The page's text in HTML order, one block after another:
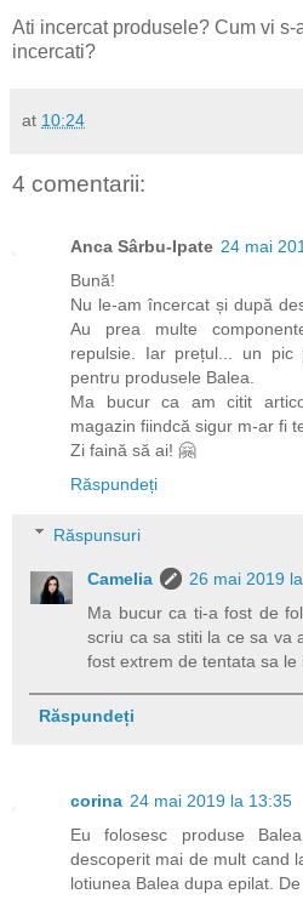
Ati incercat produsele? Cum vi
incercati?
at 10:24
4 comentarii:
Anca Sârbu-Ipate 24 mai
Bună!
Nu le-am încercat și după
Au prea multe
repulsie. Iar prețul... un pic
pentru produsele Balea.
Ma bucur ca am citit
magazin fiindcă sigur m-ar fi
Zi faină să ai! 🤗
Răspundeți
Răspunsuri
Camelia
26 mai 2019
Ma bucur ca ti-a fost de
scriu ca sa stiti la ce sa va
fost extrem de tentata sa le
Răspundeți
corina 24 mai 2019 la 13:35
Eu folosesc produse
descoperit mai de mult cand
lotiunea Balea dupa epilat.